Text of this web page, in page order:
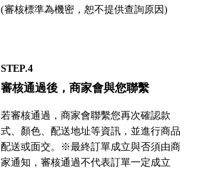
(審核標準為機密，恕不提供查詢原因)
STEP.4
審核通過後，商家會與您聯繫
若審核通過，商家會聯繫您再次確認款
式、顏色、配送地址等資訊，並進行商品
配送或面交。※最終訂單成立與否須由商
家通知，審核通過不代表訂單一定成立